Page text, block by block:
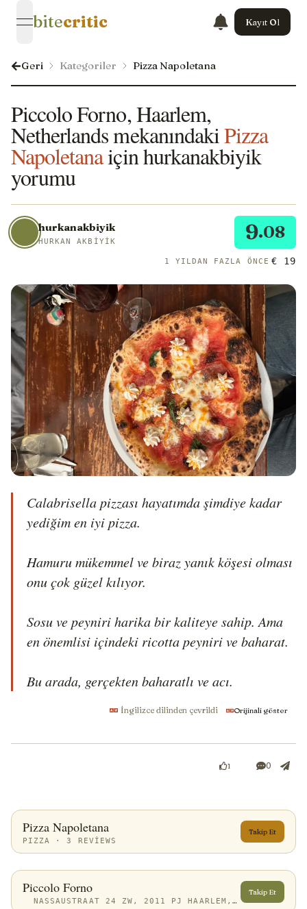
open navigation menu
bitecritic Kayıt Ol
Geri Kategoriler Pizza Napoletana
Piccolo Forno, Haarlem,
Netherlands mekanındakiPizza
Napoletanaiçin hurkanakbiyik
yorumu
hurkanakbiyik
HURKAN AKBIYIK 9.08
1 YILDAN FAZLA ÖNCE € 19
Calabrisella pizzası hayatımda şimdiye kadar
yediğim en iyi pizza.
Hamuru mükemmel ve biraz yanık köşesi olması
onu çok güzel kılıyor.
Sosu ve peyniri harika bir kaliteye sahip. Ama
en önemlisi içindeki ricotta peyniri ve baharat.
Bu arada, gerçekten baharatlı ve acı.
İngilizce dilinden çevrildi Orijinali göster
1 0
Pizza Napoletana
PIZZA · 3 REVIEWS
Takip Et
Piccolo Forno
NASSAUSTRAAT 24 ZW, 2011 PJ HAARLEM, NETHERLANDS
Takip Et